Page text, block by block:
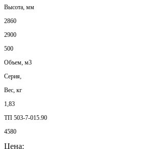
Высота, мм
2860
2900
500
Объем, м3
Серия,
Вес, кг
1,83
ТП 503-7-015.90
4580
Цена: